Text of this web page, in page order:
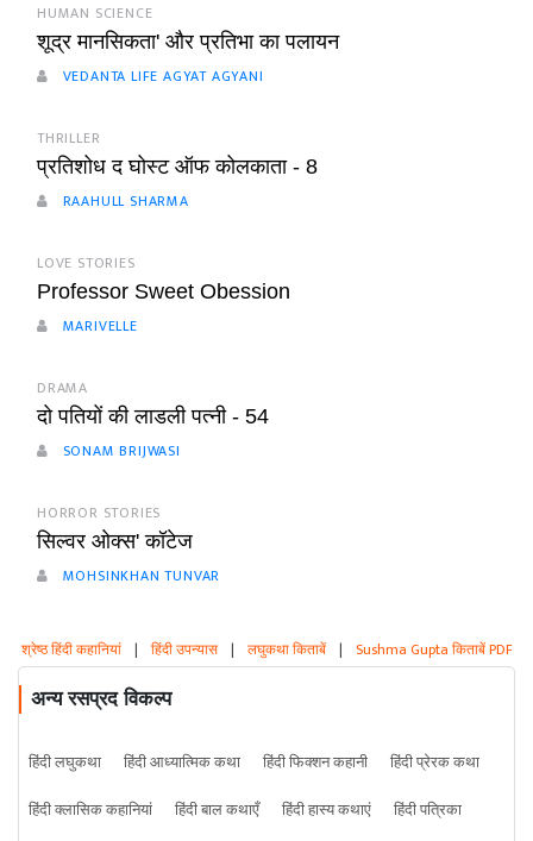
HUMAN SCIENCE
शूद्र मानसिकता' और प्रतिभा का पलायन
VEDANTA LIFE AGYAT AGYANI
THRILLER
प्रतिशोध द घोस्ट ऑफ कोलकाता - 8
RAAHULL SHARMA
LOVE STORIES
Professor Sweet Obession
MARIVELLE
DRAMA
दो पतियों की लाडली पत्नी - 54
SONAM BRIJWASI
HORROR STORIES
सिल्वर ओक्स' कॉटेज
MOHSINKHAN TUNVAR
श्रेष्ठ हिंदी कहानियां | हिंदी उपन्यास | लघुकथा किताबें | Sushma Gupta किताबें PDF
अन्य रसप्रद विकल्प
हिंदी लघुकथा हिंदी आध्यात्मिक कथा हिंदी फिक्शन कहानी
हिंदी प्रेरक कथा
हिंदी क्लासिक कहानियां
हिंदी बाल कथाएँ हिंदी हास्य कथाएं
हिंदी पत्रिका